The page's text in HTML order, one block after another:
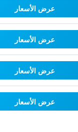
عرض الأسعار
عرض الأسعار
عرض الأسعار
عرض الأسعار